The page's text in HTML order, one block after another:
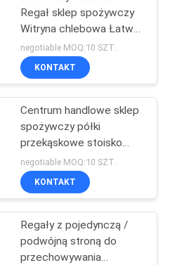
10
Regał sklep spożywczy
Witryna chlebowa Łatwy
montaż
negotiable MOQ:10 SZT.
KONTAKT
Centrum handlowe sklep
spożywczy półki
przekąskowe stoisko
żywności z pole świetlne
reklamy
negotiable MOQ:10 SZT.
KONTAKT
Regały z pojedynczą /
podwójną stroną do
przechowywania